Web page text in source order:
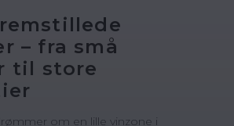
– fra små
til store
om en lille vinzone i